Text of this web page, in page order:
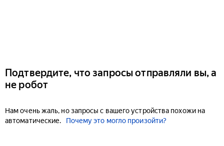
Подтвердите, что запросы отправляли вы, а
не робот
Нам очень жаль, но запросы с вашего устройства похожи на
автоматические.
Почему это могло произойти?